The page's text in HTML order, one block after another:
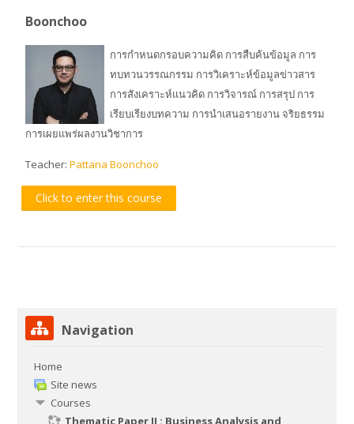
Boonchoo
การกำหนดกรอบความคิด การสืบค้นข้อมูล การ
ทบทวนวรรณกรรม การวิเคราะห์ข้อมูลข่าวสาร
การสังเคราะห์แนวคิด การวิจารณ์ การสรุป การ
เรียบเรียงบทความ การนำเสนอรายงาน จริยธรรม
การเผยแพร่ผลงานวิชาการ
Teacher:Pattana Boonchoo
Click to enter this course
Skip Navigation
Navigation
Home
Site news
Courses
Thematic Paper II : Business Analysis and